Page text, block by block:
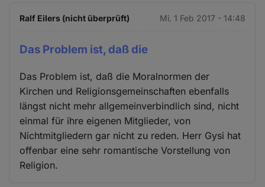
Ralf Eilers (nicht überprüft) Mi. 1 Feb 2017 - 14:48
Das Problem ist, daß die
Das Problem ist, daß die Moralnormen der
Kirchen und Religionsgemeinschaften ebenfalls
längst nicht mehr allgemeinverbindlich sind, nicht
einmal für ihre eigenen Mitglieder, von
Nichtmitgliedern gar nicht zu reden. Herr Gysi hat
offenbar eine sehr romantische Vorstellung von
Religion.